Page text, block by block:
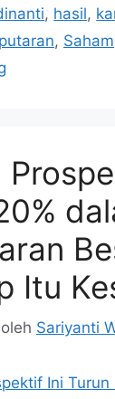
, hasil,
, Saham
Itu
oleh Sariyanti